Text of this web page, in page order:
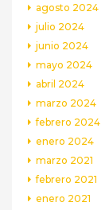
agosto 2024
julio 2024
junio 2024
mayo 2024
abril 2024
marzo 2024
febrero 2024
enero 2024
marzo 2021
febrero 2021
enero 2021